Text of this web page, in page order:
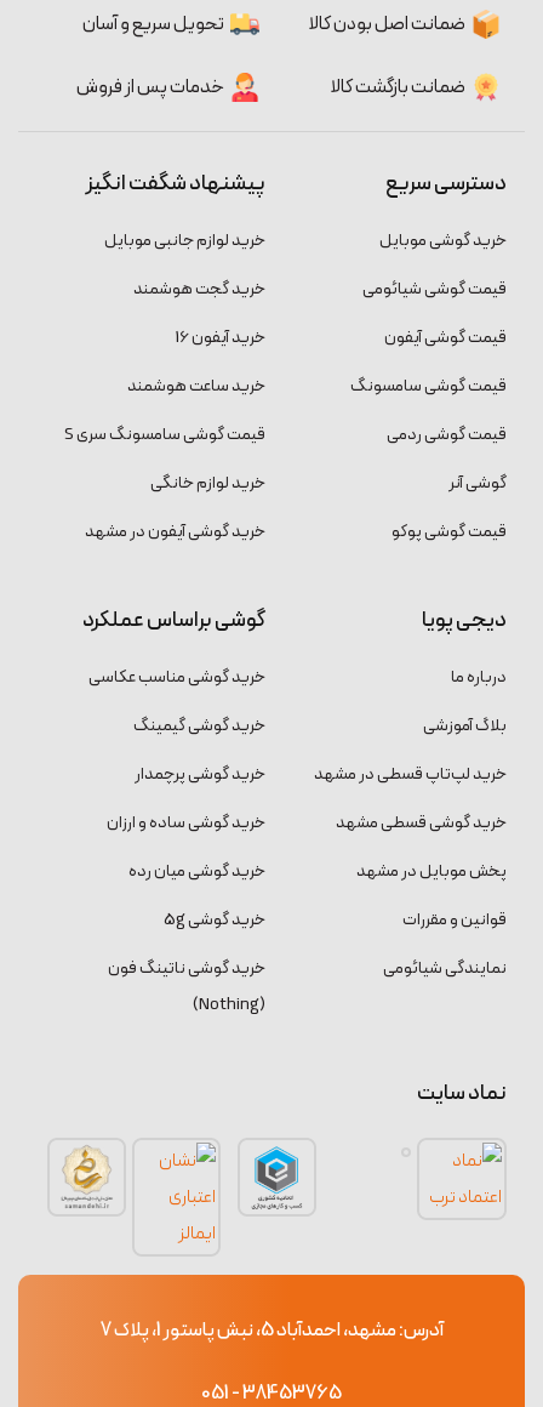
ضمانت اصل بودن کالا تحویل سریع و آسان
ضمانت بازگشت کالا خدمات پس از فروش
دسترسی سریع
خرید گوشی موبایل
قیمت گوشی شیائومی
قیمت گوشی آیفون
قیمت گوشی سامسونگ
قیمت گوشی ردمی
گوشی آنر
قیمت گوشی پوکو
پیشنهاد شگفت انگیز
خرید لوازم جانبی موبایل
خرید گجت هوشمند
خرید آیفون 16
خرید ساعت هوشمند
قیمت گوشی سامسونگ سری S
خرید لوازم خانگی
خرید گوشی آیفون در مشهد
دیجی پویا
درباره ما
بلاگ آموزشی
خرید لپ‌تاپ قسطی در مشهد
خرید گوشی قسطی مشهد
پخش موبایل در مشهد
قوانین و مقررات
نمایندگی شیائومی
گوشی براساس عملکرد
خرید گوشی مناسب عکاسی
خرید گوشی گیمینگ
خرید گوشی پرچمدار
خرید گوشی ساده و ارزان
خرید گوشی میان رده
خرید گوشی 5g
خرید گوشی ناتینگ فون
(Nothing)
نماد سایت
آدرس: مشهد، احمدآباد 5، نبش پاستور 1، پلاک 7
38453765 - 051